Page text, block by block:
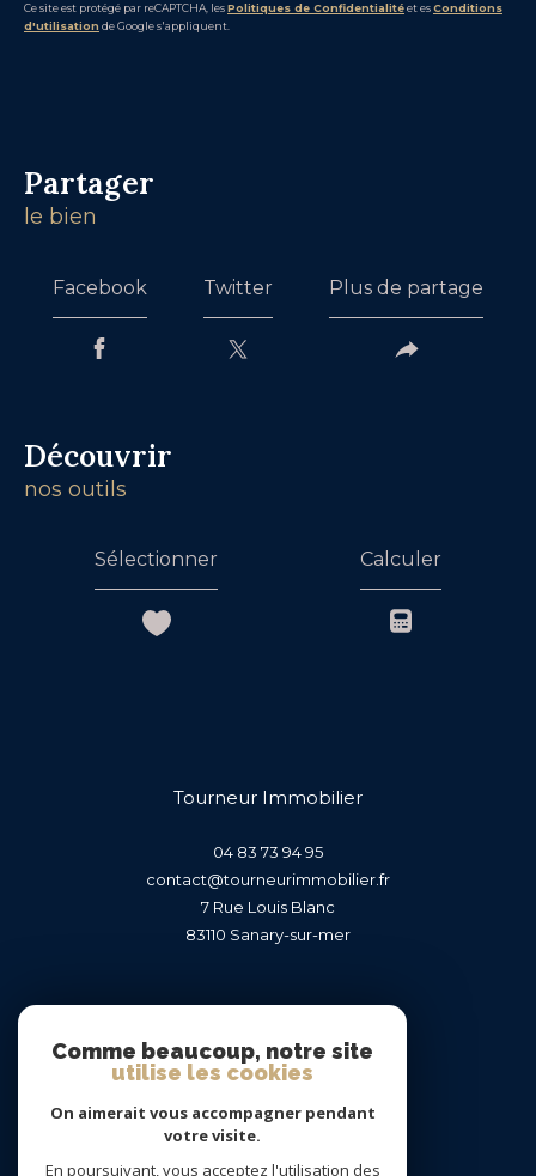
Ce site est protégé par reCAPTCHA, lesPolitiques de Confidentialitéet esConditions
d'utilisation de Google s'appliquent.
partager
le bien
Facebook Twitter Plus de partage
découvrir
nos outils
Sélectionner Calculer
Tourneur Immobilier
04 83 73 94 95
contact@tourneurimmobilier.fr
7 Rue Louis Blanc
83110
sanary-sur-mer
Comme beaucoup, notre site
utilise les cookies
On aimerait vous accompagner pendant
votre visite.
En poursuivant, vous acceptez l'utilisation des